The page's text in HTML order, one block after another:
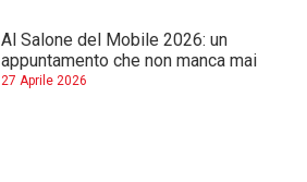
Al Salone del Mobile 2026: un
appuntamento che non manca mai
27 Aprile 2026